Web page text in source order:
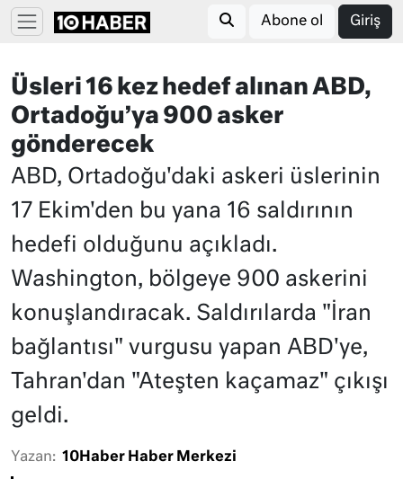
Abone ol Giriş
Üsleri 16 kez hedef alınan ABD,
Ortadoğu’ya 900 asker
gönderecek
ABD, Ortadoğu'daki askeri üslerinin
17 Ekim'den bu yana 16 saldırının
hedefi olduğunu açıkladı.
Washington, bölgeye 900 askerini
konuşlandıracak. Saldırılarda "İran
bağlantısı" vurgusu yapan ABD'ye,
Tahran'dan "Ateşten kaçamaz" çıkışı
geldi.
Yazan: 10Haber Haber Merkezi